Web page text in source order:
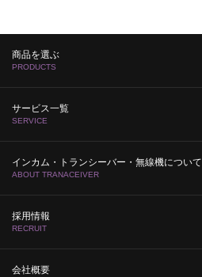
商品を選ぶ
PRODUCTS
サービス一覧
SERVICE
インカム・トランシーバー・無線機について
ABOUT TRANACEIVER
採用情報
RECRUIT
会社概要